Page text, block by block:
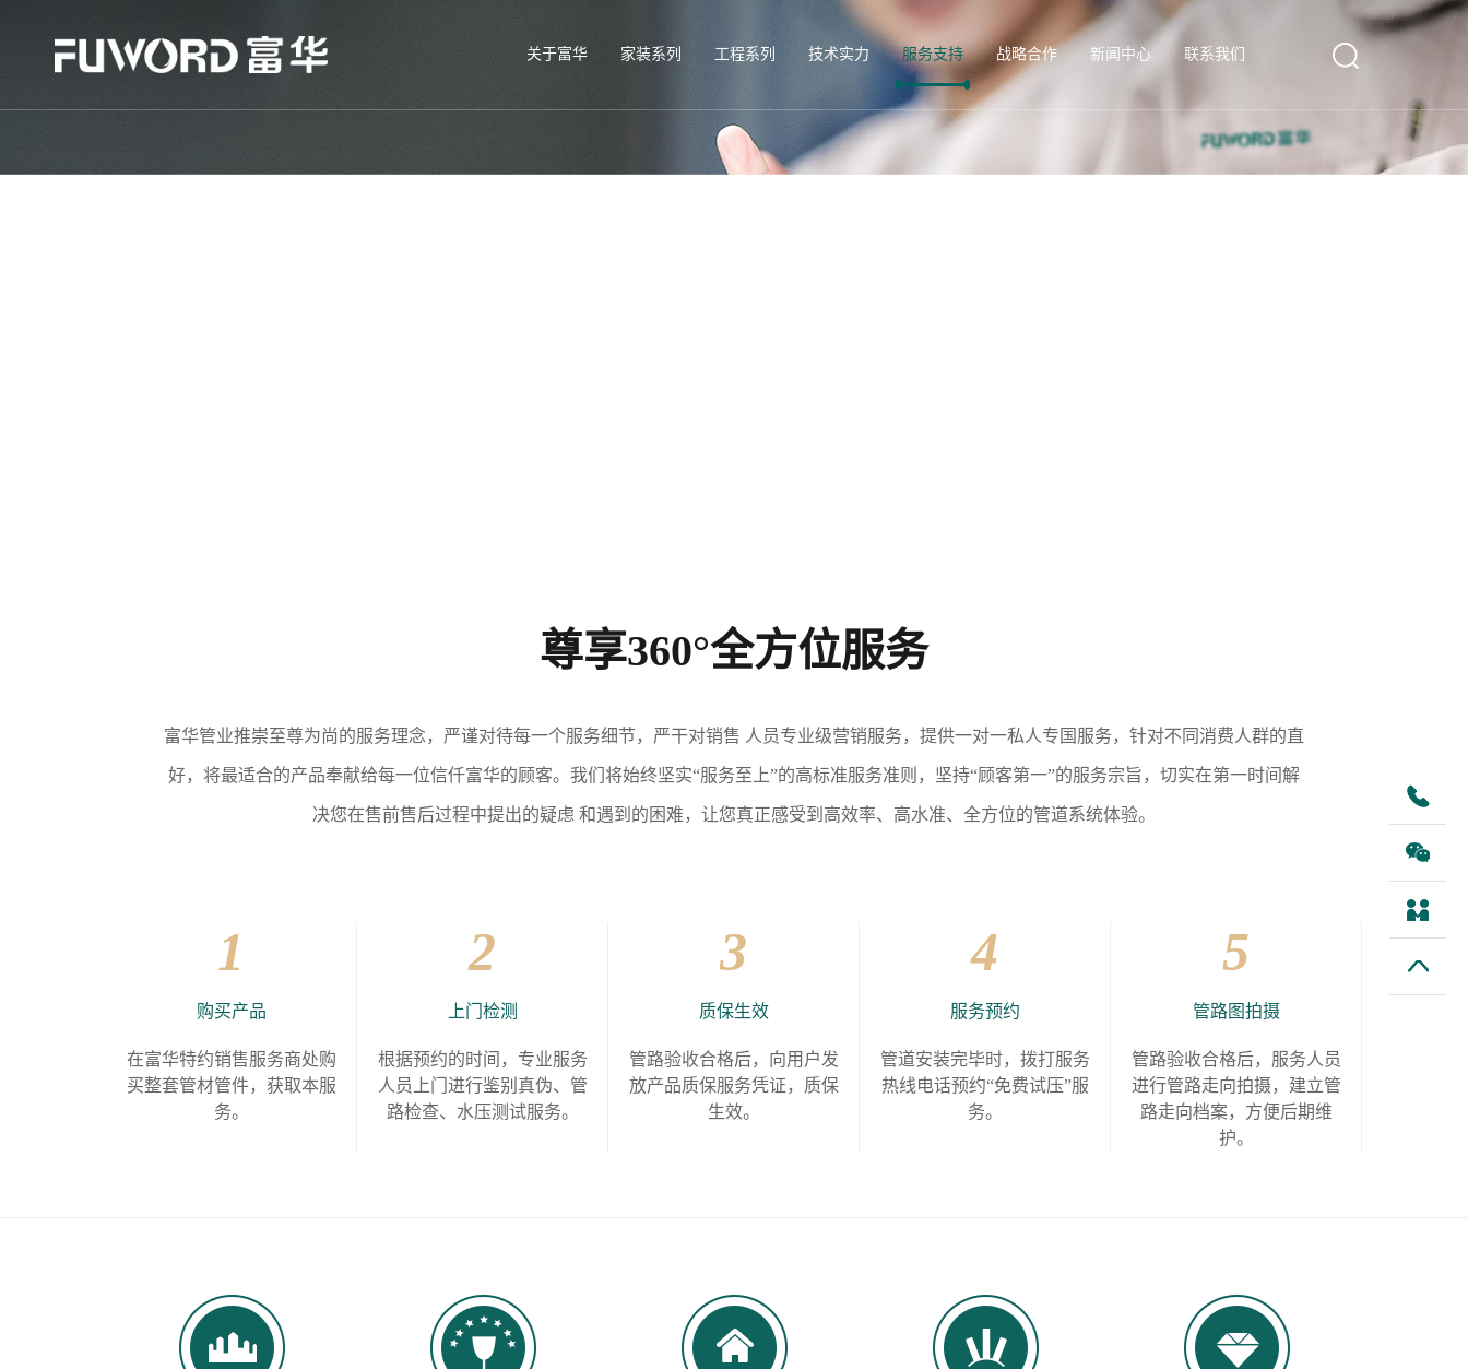
关于富华 家装系列 工程系列 技术实力 服务支持 战略合作 新闻中心 联系我们
尊享360°全方位服务
富华管业推崇至尊为尚的服务理念，严谨对待每一个服务细节，严干对销售 人员专业级营销服务，提供一对一私人专国服务，针对不同消费人群的直
好，将最适合的产品奉献给每一位信仟富华的顾客。我们将始终坚实“服务至上”的高标准服务准则，坚持“顾客第一”的服务宗旨，切实在第一时间解
决您在售前售后过程中提出的疑虑 和遇到的困难，让您真正感受到高效率、高水准、全方位的管道系统体验。
1
购买产品
在富华特约销售服务商处购
买整套管材管件，获取本服
务。
2
上门检测
根据预约的时间，专业服务
人员上门进行鉴别真伪、管
路检查、水压测试服务。
3
质保生效
管路验收合格后，向用户发
放产品质保服务凭证，质保
生效。
4
服务预约
管道安装完毕时，拨打服务
热线电话预约“免费试压”服
务。
5
管路图拍摄
管路验收合格后，服务人员
进行管路走向拍摄，建立管
路走向档案，方便后期维
护。